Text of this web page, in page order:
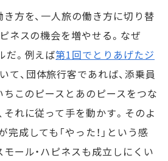
方を、一人旅の働き方に切り替
ネスの機会を増やせる。なぜ
。例えば第1回でとりあげたジ
て、団体旅行客であれば、添乗員
ちこのピースとあのピースをつな
それに従って手を動かす。そのよ
成しても「やった！」という感
ール・ハピネスも成立しにくい